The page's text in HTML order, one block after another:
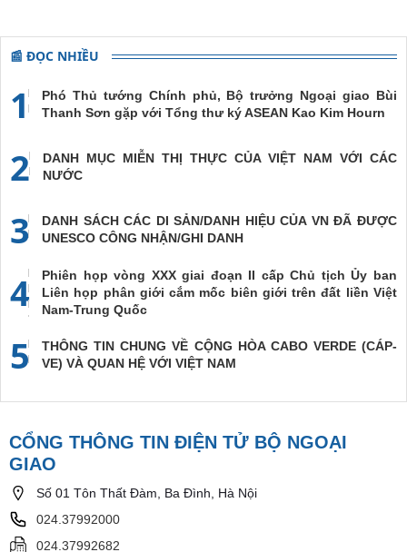
📰 ĐỌC NHIỀU
1
Phó Thủ tướng Chính phủ, Bộ trưởng Ngoại giao Bùi
Thanh Sơn gặp với Tổng thư ký ASEAN Kao Kim Hourn
2
DANH MỤC MIỄN THỊ THỰC CỦA VIỆT NAM VỚI CÁC
NƯỚC
3
DANH SÁCH CÁC DI SẢN/DANH HIỆU CỦA VN ĐÃ ĐƯỢC
UNESCO CÔNG NHẬN/GHI DANH
4
Phiên họp vòng XXX giai đoạn II cấp Chủ tịch Ủy ban
Liên họp phân giới cắm mốc biên giới trên đất liền Việt
Nam-Trung Quốc
5
THÔNG TIN CHUNG VỀ CỘNG HÒA CABO VERDE (CÁP-
VE) VÀ QUAN HỆ VỚI VIỆT NAM
CỔNG THÔNG TIN ĐIỆN TỬ BỘ NGOẠI
GIAO
Số 01 Tôn Thất Đàm, Ba Đình, Hà Nội
024.37992000
024.37992682